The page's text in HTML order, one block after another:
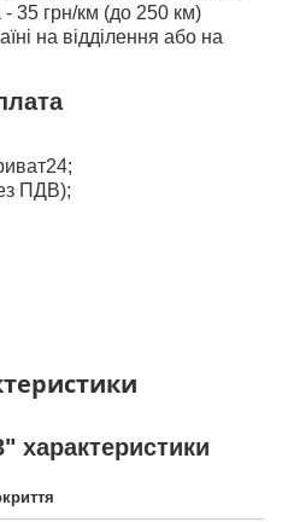
35 грн/км (до 250 км)
на відділення або на
ПДВ);
характеристики